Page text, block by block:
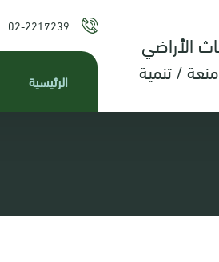
الأراضي
/ تنمية
02-2217239
الرئيسية